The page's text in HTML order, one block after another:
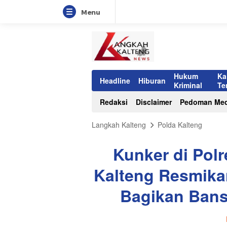
Menu
Headline Hiburan
Hukum
Kriminal
Redaksi
Disclaimer Pedoman
Langkah Kalteng Polda Kalteng
Kunker di
Kalteng
Bagikan